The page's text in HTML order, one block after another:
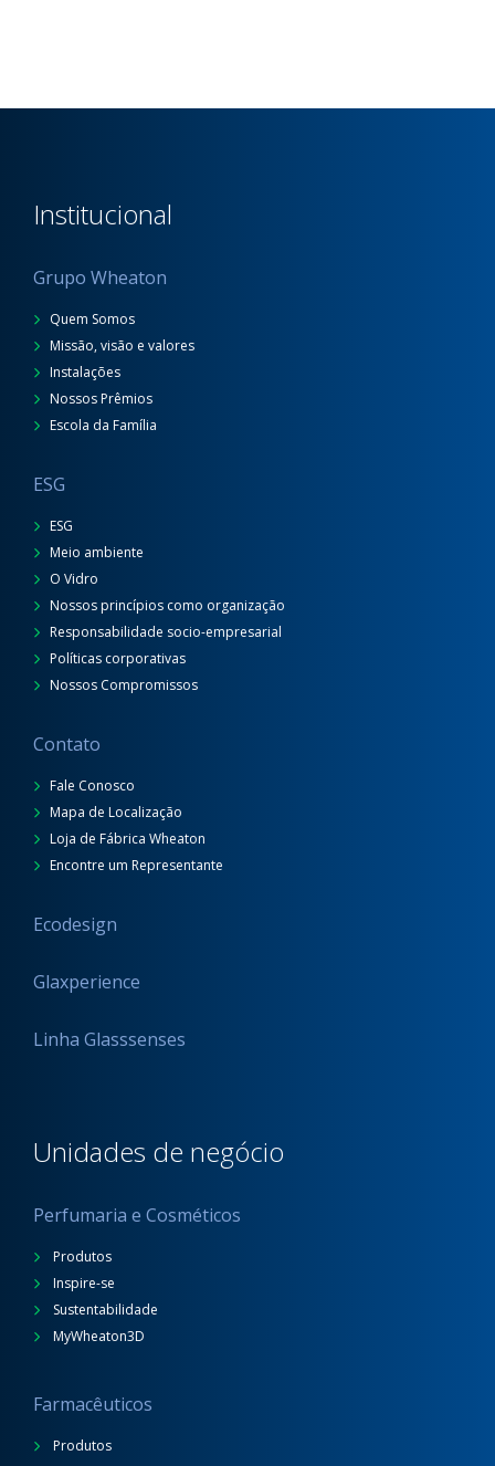
Institucional
Grupo Wheaton
Quem Somos
Missão, visão e valores
Instalações
Nossos Prêmios
Escola da Família
ESG
ESG
Meio ambiente
O Vidro
Nossos princípios como organização
Responsabilidade socio-empresarial
Políticas corporativas
Nossos Compromissos
Contato
Fale Conosco
Mapa de Localização
Loja de Fábrica Wheaton
Encontre um Representante
Ecodesign
Glaxperience
Linha Glasssenses
Unidades de negócio
Perfumaria e Cosméticos
Produtos
Inspire-se
Sustentabilidade
MyWheaton3D
Farmacêuticos
Produtos